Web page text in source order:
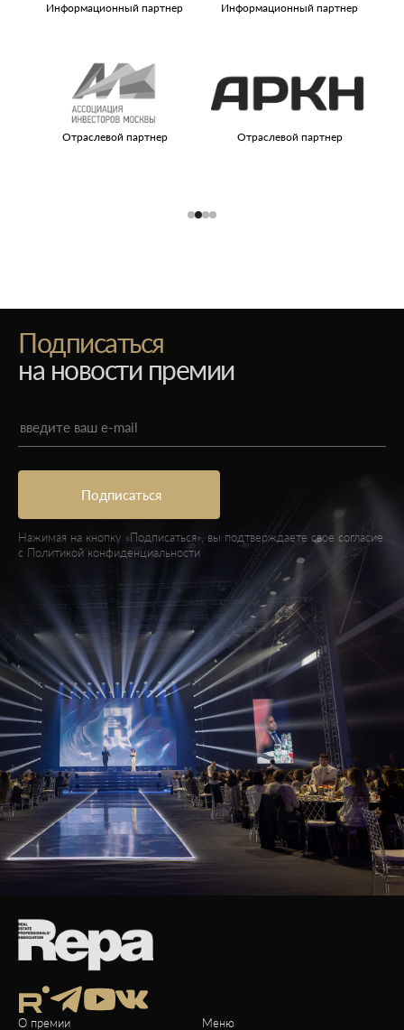
Информационный партнер
Отраслевой партнер
Информационный партнер
Отраслевой партнер
Подписаться
на новости премии
Нажимая на кнопку «Подписаться», вы подтверждаете свое согласие
с Политикой конфиденциальности
О премии Меню